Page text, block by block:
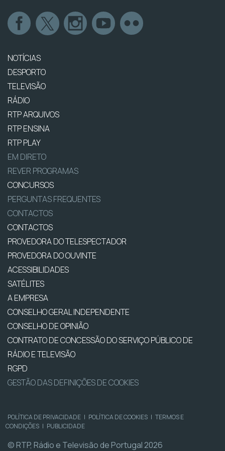
NOTÍCIAS
DESPORTO
TELEVISÃO
RÁDIO
RTP ARQUIVOS
RTP ENSINA
RTP PLAY
EM DIRETO
REVER PROGRAMAS
CONCURSOS
PERGUNTAS FREQUENTES
CONTACTOS
CONTACTOS
PROVEDORA DO TELESPECTADOR
PROVEDORA DO OUVINTE
ACESSIBILIDADES
SATÉLITES
A EMPRESA
CONSELHO GERAL INDEPENDENTE
CONSELHO DE OPINIÃO
CONTRATO DE CONCESSÃO DO SERVIÇO PÚBLICO DE
RÁDIO E TELEVISÃO
RGPD
GESTÃO DAS DEFINIÇÕES DE COOKIES
POLÍTICA DE PRIVACIDADE | POLÍTICA DE COOKIES | TERMOS E
CONDIÇÕES | PUBLICIDADE
© RTP, Rádio e Televisão de Portugal 2026